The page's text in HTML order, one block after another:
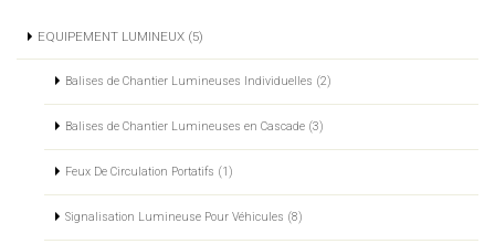
EQUIPEMENT LUMINEUX (5)
Balises de Chantier Lumineuses Individuelles (2)
Balises de Chantier Lumineuses en Cascade (3)
Feux De Circulation Portatifs (1)
Signalisation Lumineuse Pour Véhicules (8)